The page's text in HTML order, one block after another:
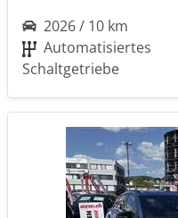
2026 / 10 km
Automatisiertes
Schaltgetriebe